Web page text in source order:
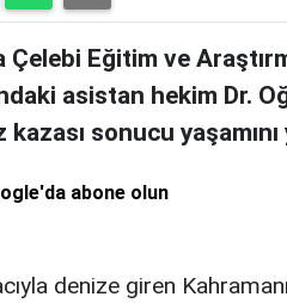
Çelebi Eğitim ve
asistan hekim Dr.
sonucu
abone olun
denize giren